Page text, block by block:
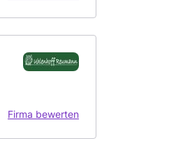
Firma bewerten